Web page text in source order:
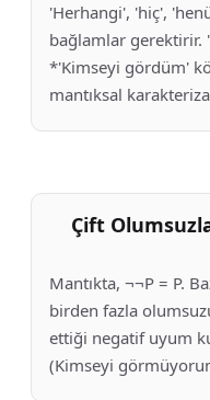
'Herhangi', 'hiç',
bağlamlar
*'Kimseyi gördüm'
mantıksal
Çift
Mantıkta, ¬¬P = P.
birden fazla
ettiği negatif uyum
(Kimseyi